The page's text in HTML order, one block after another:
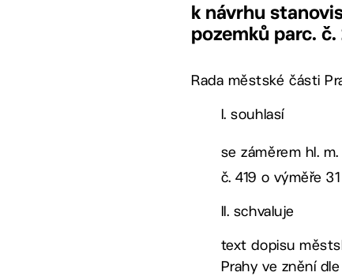
k návrhu
pozemků parc.
Rada městské části
I. souhlasí
se záměrem hl.
č. 419 o výměře
II. schvaluje
text dopisu
Prahy ve znění